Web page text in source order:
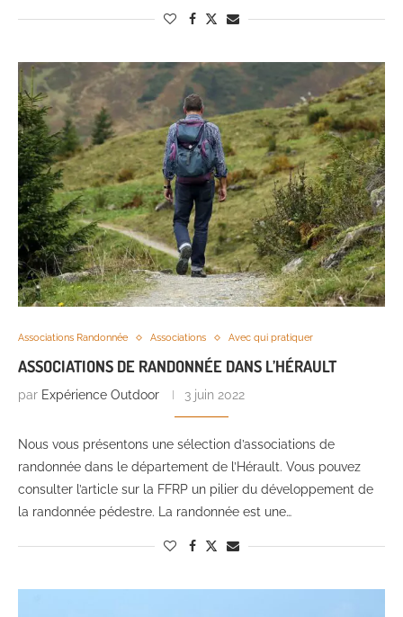
Associations Randonnée Associations Avec qui pratiquer
ASSOCIATIONS DE RANDONNÉE DANS L’HÉRAULT
par Expérience Outdoor 3 juin 2022
Nous vous présentons une sélection d’associations de
randonnée dans le département de l’Hérault. Vous pouvez
consulter l’article sur la FFRP un pilier du développement de
la randonnée pédestre. La randonnée est une…